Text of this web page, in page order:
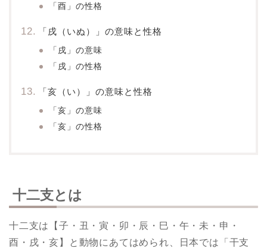
「酉」の性格
「戌（いぬ）」の意味と性格
「戌」の意味
「戌」の性格
「亥（い）」の意味と性格
「亥」の意味
「亥」の性格
十二支とは
十二支は【子・丑・寅・卯・辰・巳・午・未・申・
酉・戌・亥】と動物にあてはめられ、日本では「干支